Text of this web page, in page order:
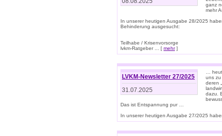
ganz
mehr
In unserer heutigen Ausgabe 28/2025
Behinderung ausgesucht:
Teilhabe / Krisenvorsorge
lvkm-Ratgeber ... [ mehr]
LVKM-Newsletter 27/2025
31.07.2025
…
uns zu
deren
dazu.
Das ist Entspannung pur …
In unserer heutigen Ausgabe 27/2025